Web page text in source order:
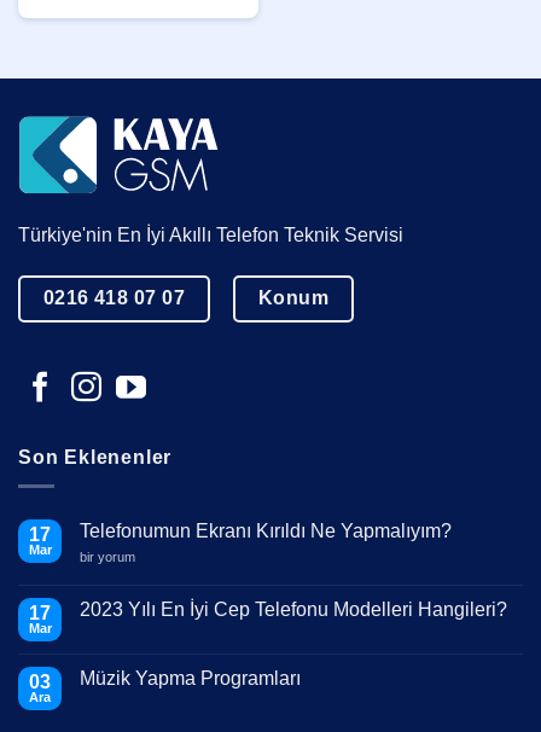
Türkiye'nin En İyi Akıllı Telefon Teknik Servisi
0216 418 07 07 Konum
Son Eklenenler
17
Mar
Telefonumun Ekranı Kırıldı Ne Yapmalıyım?
Telefonumun
Ne
Yapmalıyım?
bir yorum
17
Mar
2023 Yılı En İyi Cep Telefonu Modelleri Hangileri?
Yılı
03
Ara
Müzik Yapma Programları